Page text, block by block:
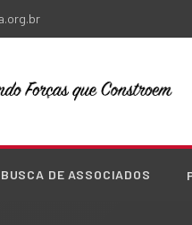
BUSCA DE ASSOCIADOS